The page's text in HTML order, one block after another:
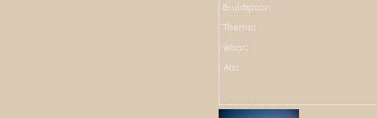
Bruidspaar:
Thema:
Waar:
Als: